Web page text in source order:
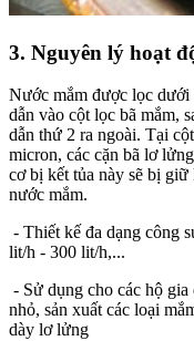
3. Nguyên lý hoạt
Nước mắm được lọc dưới
dẫn vào cột lọc bã mắm,
dẫn thứ 2 ra ngoài. Tại
micron, các cặn bã lơ
cơ bị kết tủa này sẽ bị giữ
nước mắm.
- Thiết kế đa dạng công
lit/h - 300 lit/h,...
- Sử dụng cho các hộ
nhỏ, sản xuất các loại
dày lơ lửng